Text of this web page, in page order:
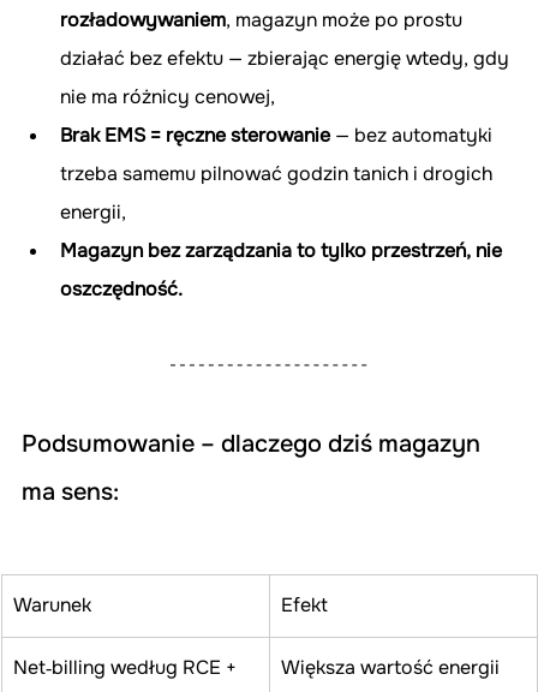
rozładowywaniem, magazyn może po prostu
działać bez efektu — zbierając energię wtedy, gdy
nie ma różnicy cenowej,
Brak EMS = ręczne sterowanie — bez automatyki
trzeba samemu pilnować godzin tanich i drogich
energii,
Magazyn bez zarządzania to tylko przestrzeń, nie
oszczędność.
Podsumowanie – dlaczego dziś magazyn
ma sens:
Warunek Efekt
Net‑billing według RCE +
Większa wartość energii